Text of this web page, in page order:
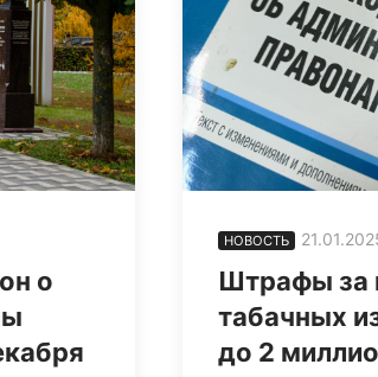
о
НОВОСТЬ
Штрафы за
табачных
до 2